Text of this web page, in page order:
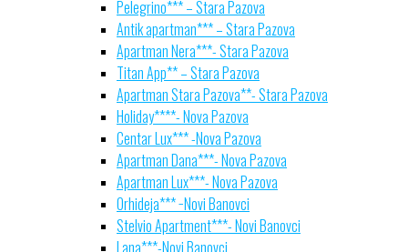
Pelegrino*** – Stara Pazova
Antik apartman*** – Stara Pazova
Apartman Nera***- Stara Pazova
Titan App** – Stara Pazova
Apartman Stara Pazova**- Stara Pazova
Holiday****- Nova Pazova
Centar Lux*** -Nova Pazova
Apartman Dana***- Nova Pazova
Apartman Lux***- Nova Pazova
Orhideja*** −Novi Banovci
Stelvio Apartment***- Novi Banovci
Lana***-Novi Banovci